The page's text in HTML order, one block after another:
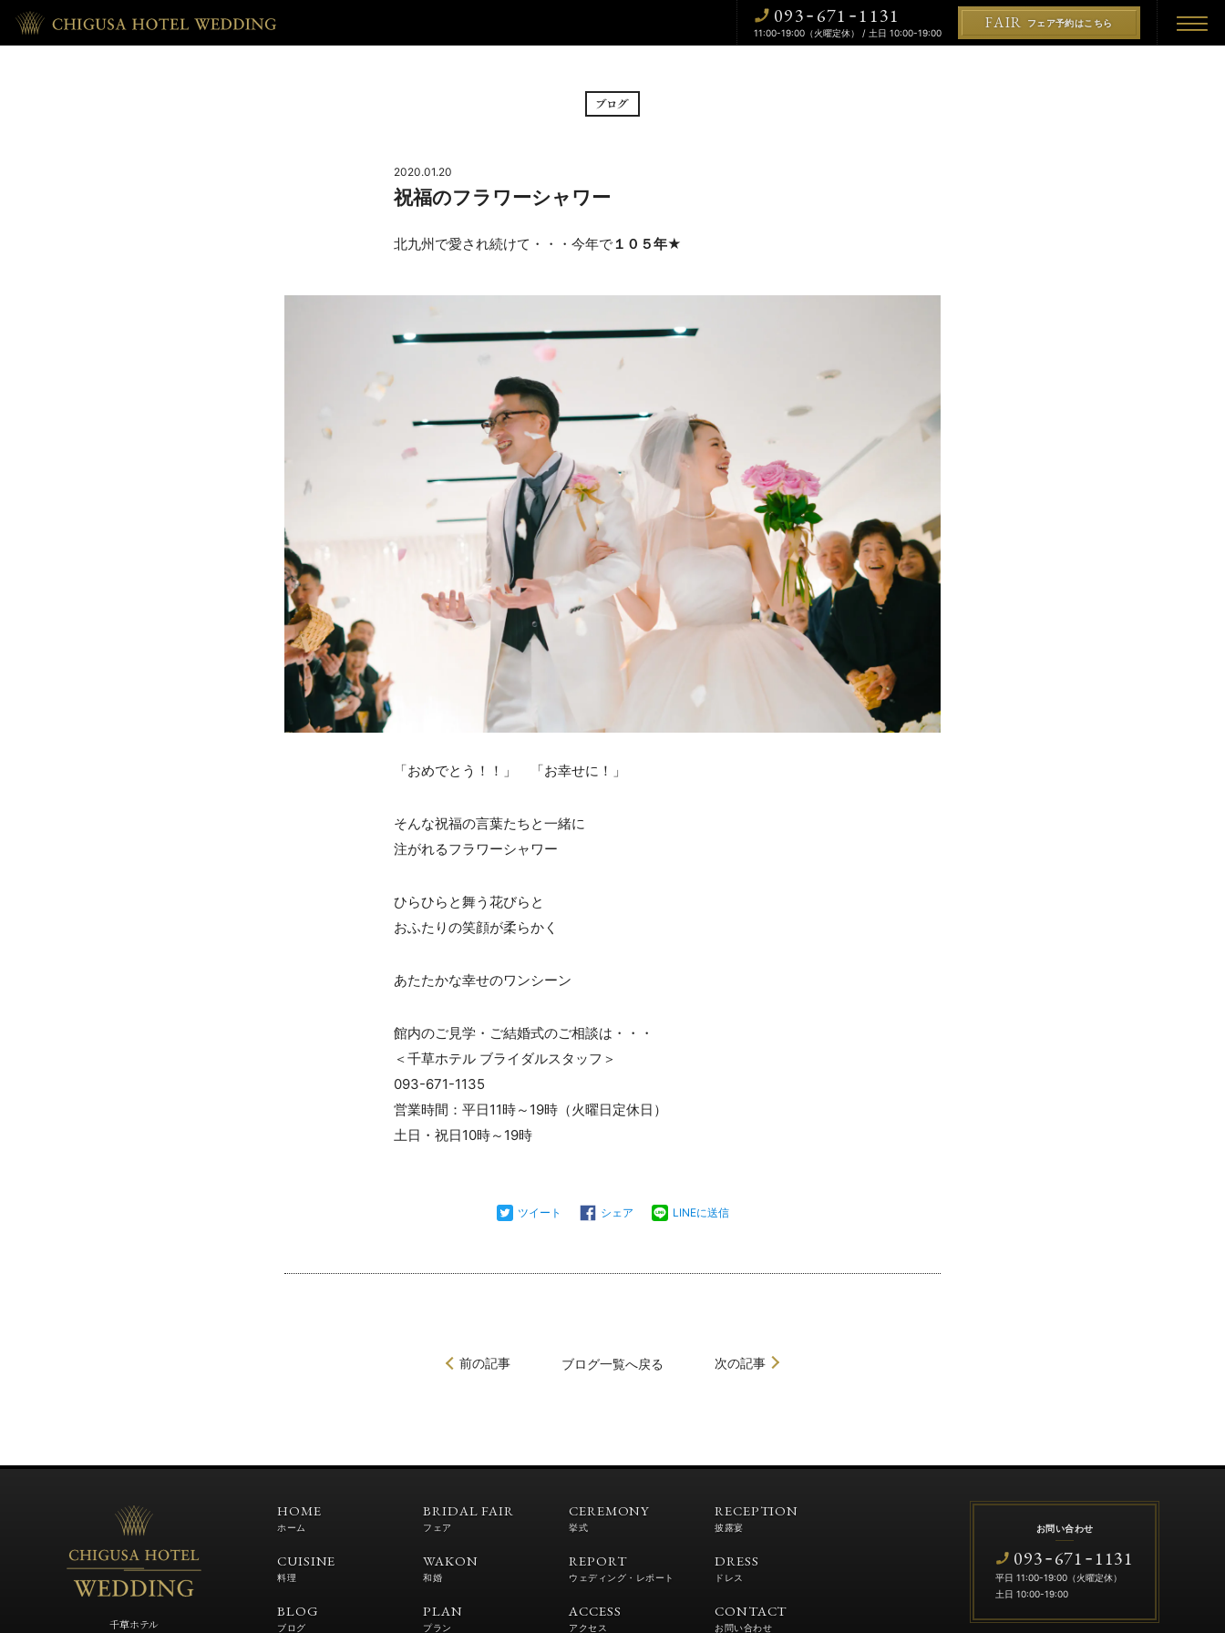
093- 671 -1131
11:00-19:00（火曜定休） / 土日 10:00-19:00
FAIR フェア予約はこちら
BRIDAL FAIR
CUISINE
料理
REPORT DRESS BLOG PLAN
CONTACT
2020.01.20
祝福のフラワーシャワー
北九州で愛され続けて・・・今年で１０５年★
「おめでとう！！」 「お幸せに！」
そんな祝福の言葉たちと一緒に
注がれるフラワーシャワー
ひらひらと舞う花びらと
おふたりの笑顔が柔らかく
あたたかな幸せのワンシーン
館内のご見学・ご結婚式のご相談は・・・
＜千草ホテル ブライダルスタッフ＞
093-671-1135
営業時間：平日11時～19時（火曜日定休日）
土日・祝日10時～19時
ツイート シェア LINEに送信
前の記事 ブログ一覧へ戻る 次の記事
千草ホテル
HOME
ホーム
BRIDAL FAIR
フェア
CEREMONY
挙式
RECEPTION
披露宴
CUISINE
料理
WAKON
和婚
REPORT
ウェディング・レポート
DRESS
ドレス
BLOG
ブログ
PLAN
プラン
ACCESS
アクセス
CONTACT
お問い合わせ
お問い合わせ
093-671 -1131
平日 11:00-19:00（火曜定休）
土日 10:00-19:00